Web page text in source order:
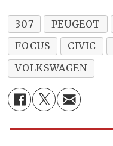
307 PEUGEOT
FOCUS
CIVIC
VOLKSWAGEN